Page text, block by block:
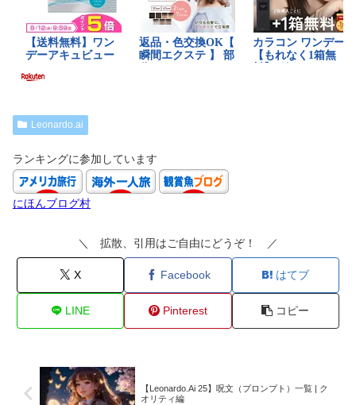
Leonardo.ai
ランキングに参加しています
にほんブログ村
＼ 拡散、引用はご自由にどうぞ！ ／
X Facebook はてブ
LINE Pinterest コピー
【Leonardo.Ai 25】呪文（プロンプト）一覧 | ク
オリティ編